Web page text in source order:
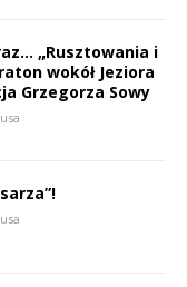
„Rusztowania i
wokół Jeziora
Grzegorza Sowy